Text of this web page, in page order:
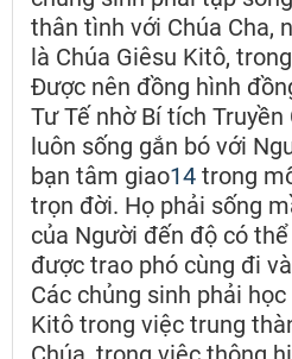
thân tình với Chúa Cha,
là Chúa Giêsu Kitô,
Được nên đồng hình
Tư Tế nhờ Bí tích Truyền
luôn sống gắn bó với
bạn tâm giao14 trong
trọn đời. Họ phải sống
của Người đến độ có
được trao phó cùng đi
Các chủng sinh phải
Kitô trong việc trung